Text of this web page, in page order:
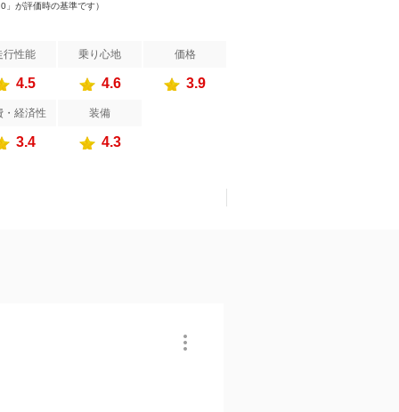
」が評価時の基準です）
行性能 乗り心地 価格
4.5 4.6 3.9
・経済性 装備
3.4 4.3